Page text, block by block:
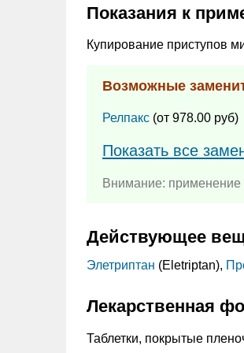
Показания к
Купирование приступов
Возможные
Релпакс (от 978.00 руб)
Показать все
Внимание: применение
Действующее
Элетриптан (Eletriptan),
Лекарственная
Таблетки, покрытые